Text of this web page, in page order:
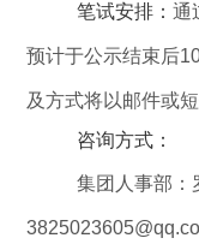
笔试安排：通
预计于公示结束后
及方式将以邮件或
咨询方式：
集团人事部：